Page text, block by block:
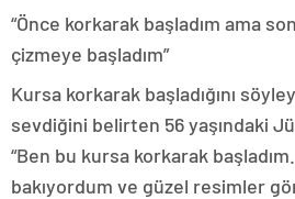
“Önce korkarak başladım ama
çizmeye başladım”
Kursa korkarak başladığını
sevdiğini belirten 56 yaşındaki
“Ben bu kursa korkarak
bakıyordum ve güzel resimler